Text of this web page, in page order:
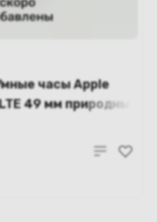
часы Apple
49 мм природный
ремешок